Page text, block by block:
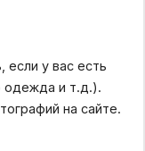
у вас есть
одежда и т.д.).
на сайте.